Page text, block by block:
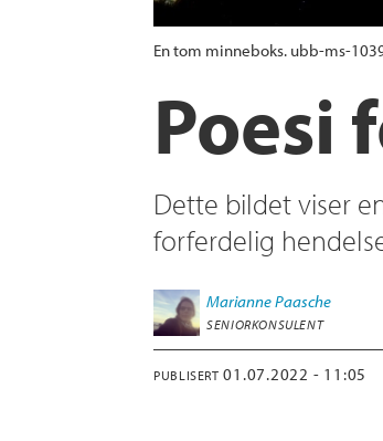
En tom minneboks. ubb-ms-
Poesi
Dette bildet viser
forferdelig
MariannePaasche
SENIORKONSULENT
PUBLISERT 01.07.2022 - 11:05